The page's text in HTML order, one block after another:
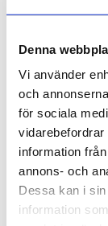
Denna
Vi använder
och
för sociala
vidarebefordrar
information
annons- och
Dessa kan i
information
Går du
Vi
Läs